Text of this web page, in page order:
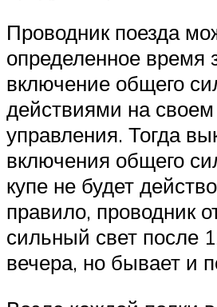
Проводник поезда
определенное время
включение общего
действиями на своем
управления. Тогда
включения общего
купе не будет
правило, проводник
сильный свет после
вечера, но бывает и